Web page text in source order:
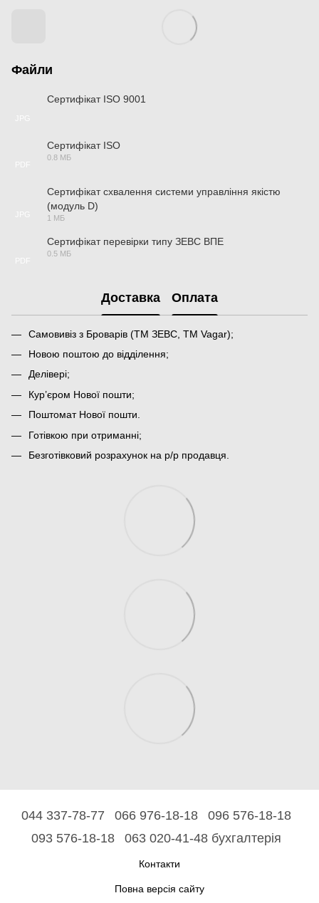
Файли
Сертифікат ISO 9001
Сертифікат ISO
0.8 МБ
Сертифікат схвалення системи управління якістю
(модуль D)
1 МБ
Сертифікат перевірки типу ЗЕВС ВПЕ
0.5 МБ
Доставка Оплата
Самовивіз з Броварів (ТМ ЗЕВС, ТМ Vagar);
Новою поштою до відділення;
Делівері;
Кур’єром Нової пошти;
Поштомат Нової пошти.
Готівкою при отриманні;
Безготівковий розрахунок на р/р продавця.
044 337-78-77 066 976-18-18
096 576-18-18
093 576-18-18
063 020-41-48 бухгалтерія
Контакти
Повна версія сайту